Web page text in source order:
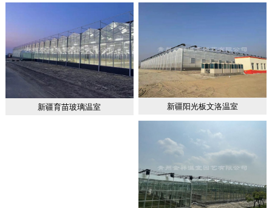
新疆育苗玻璃温室 新疆阳光板文洛温室